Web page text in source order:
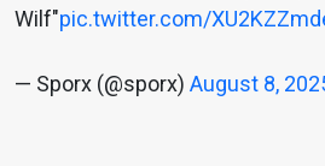
Wilf"pic.twitter.com/
— Sporx (@sporx) August 8,